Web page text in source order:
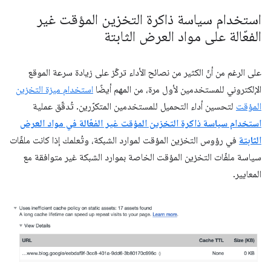
استخدام سياسة ذاكرة التخزين المؤقت غير
الفعّالة على مواد العرض الثابتة
على الرغم من أنّ الكثير من نصائح الأداء تركّز على زيادة سرعة الموقع
الإلكتروني للمستخدمين لأول مرة، من المهم أيضًا استخدام ميزة التخزين
المؤقت لتحسين أداء التحميل للمستخدمين المتكرّرين. تُدقّق عملية
استخدام سياسة ذاكرة التخزين المؤقت غير الفعّالة في مواد العرض
الثابتة في رؤوس التخزين المؤقت لموارد الشبكة، وتُعلمك إذا كانت ملفّات
سياسة ملفّات التخزين المؤقت الخاصة بموارد الشبكة غير متوافقة مع
المعايير.